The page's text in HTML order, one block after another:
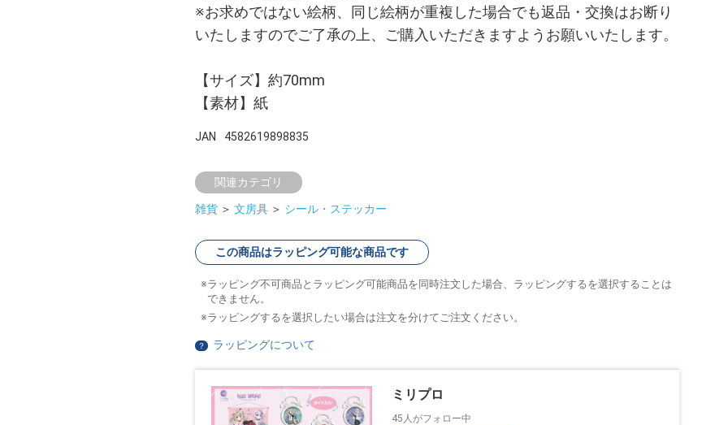
※お求めではない絵柄、同じ絵柄が重複した場合でも返品・交換はお断り
いたしますのでご了承の上、ご購入いただきますようお願いいたします。
【サイズ】約70mm
【素材】紙
JAN 4582619898835
関連カテゴリ
雑貨 ＞ 文房具 ＞ シール・ステッカー
この商品はラッピング可能な商品です
ラッピング不可商品とラッピング可能商品を同時注文した場合、ラッピングするを選択することは
できません。
ラッピングするを選択したい場合は注文を分けてご注文ください。
？ ラッピングについて
ミリプロ
45人がフォロー中